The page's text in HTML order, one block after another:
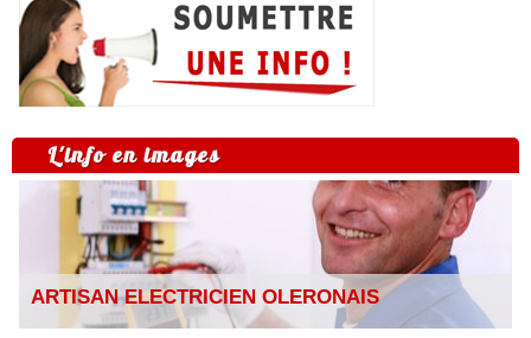
L'info en images
ARTISAN ELECTRICIEN OLERONAIS